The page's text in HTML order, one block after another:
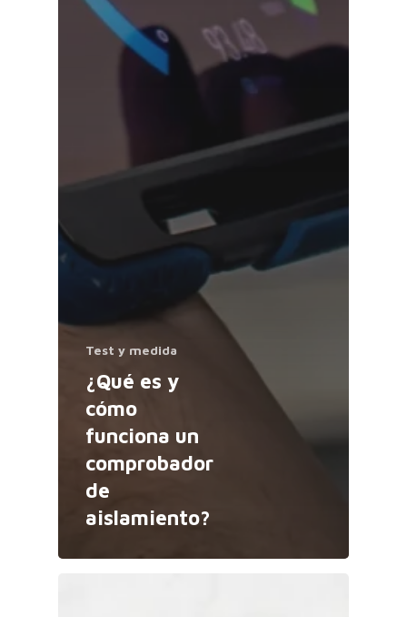
Test y medida
¿Qué es y
cómo
funciona un
comprobador
de
aislamiento?